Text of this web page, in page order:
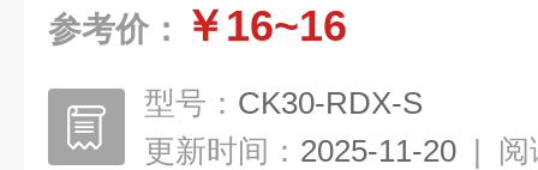
参考价： ￥16~16
型号： CK30-RDX-S
更新时间： 2025-11-20 | 阅